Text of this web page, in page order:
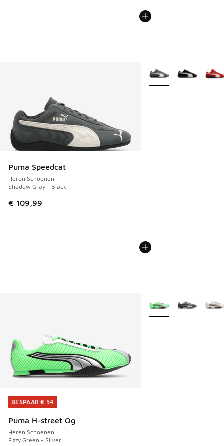
Puma Speedcat
Heren Schoenen
Shadow Gray - Black
€ 109,99
Meer kleuren
BESPAAR € 54
Puma H-street Og
Heren Schoenen
Fizzy Green - Silver
BESPAAR € 54
Meer kleuren